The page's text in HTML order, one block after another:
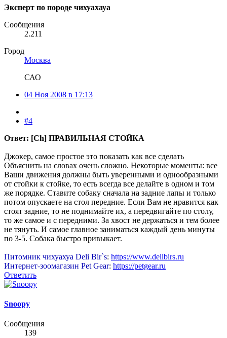
Эксперт по породе чихуахауа
Сообщения
2.211
Город
Москва
САО
04 Ноя 2008 в 17:13
#4
Ответ: [Ch] ПРАВИЛЬНАЯ СТОЙКА
Джокер, самое простое это показать как все сделать
Объяснить на словах очень сложно. Некоторые моменты: все
Ваши движения должны быть уверенными и однообразными
от стойки к стойке, то есть всегда все делайте в одном и том
же порядке. Ставите собаку сначала на задние лапы и только
потом опускаете на стол передние. Если Вам не нравится как
стоят задние, то не поднимайте их, а передвигайте по столу,
то же самое и с передними. За хвост не держаться и тем более
не тянуть. И самое главное заниматься каждый день минуты
по 3-5. Собака быстро привыкает.
Питомник чихуахуа Deli Bir`s: https://www.delibirs.ru
Интернет-зоомагазин Pet Gear: https://petgear.ru
Ответить
Snoopy
Сообщения
139